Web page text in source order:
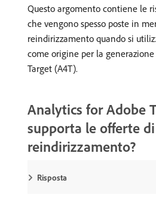
Questo argomento contiene le
che vengono spesso poste in
reindirizzamento quando si
come origine per la
Target (A4T).
Analytics for Adobe
supporta le offerte di
reindirizzamento?
Risposta